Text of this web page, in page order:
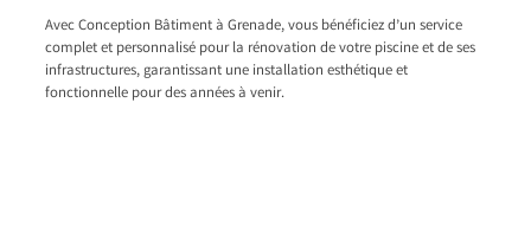
Avec Conception Bâtiment à Grenade, vous bénéficiez d’un service
complet et personnalisé pour la rénovation de votre piscine et de ses
infrastructures, garantissant une installation esthétique et
fonctionnelle pour des années à venir.